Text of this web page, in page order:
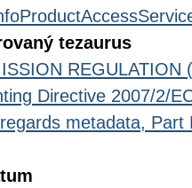
tezaurus
REGULATION
Directive 2007/2/
metadata,